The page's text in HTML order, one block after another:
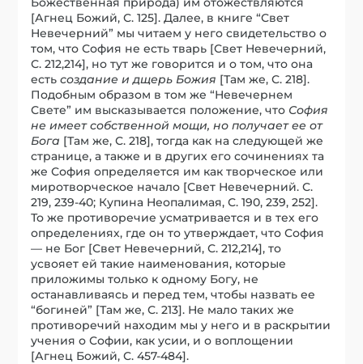
[Агнец Божий, С. 125]. Далее, в книге “Свет
Невечерний” мы читаем у него свидетельство о
том, что София не есть тварь [Свет Невечерний,
С. 212,214], но тут же говорится и о том, что она
естьсоздание и дщерь Божия [Там же, С. 218].
Подобным образом в том же “Невечернем
Свете” им высказывается положение, что София
не имеет собственной мощи, но получает ее от
Бога [Там же, С. 218], тогда как на следующей же
странице, а также и в других его сочинениях та
же София определяется им как творческое или
миротворческое начало [Свет Невечерний. С.
219, 239-40; Купина Неопалимая, С. 190, 239, 252].
То же противоречие усматривается и в тех его
определениях, где он то утверждает, что София
— не Бог [Свет Невечерний, С. 212,214], то
усвояет ей такие наименования, которые
приложимы только к одному Богу, не
останавливаясь и перед тем, чтобы назвать ее
“богиней” [Там же, С. 213]. Не мало таких же
противоречий находим мы у него и в раскрытии
учения о Софии, как усии, и о воплощении
[Агнец Божий, С. 457-484].